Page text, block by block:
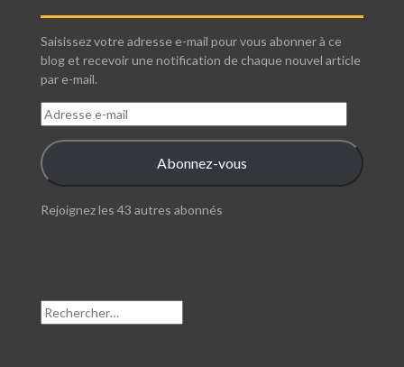
Saisissez votre adresse e-mail pour vous abonner à ce
blog et recevoir une notification de chaque nouvel article
par e-mail.
Adresse
e-
mail
Abonnez-vous
Rejoignez les 43 autres abonnés
Rechercher :